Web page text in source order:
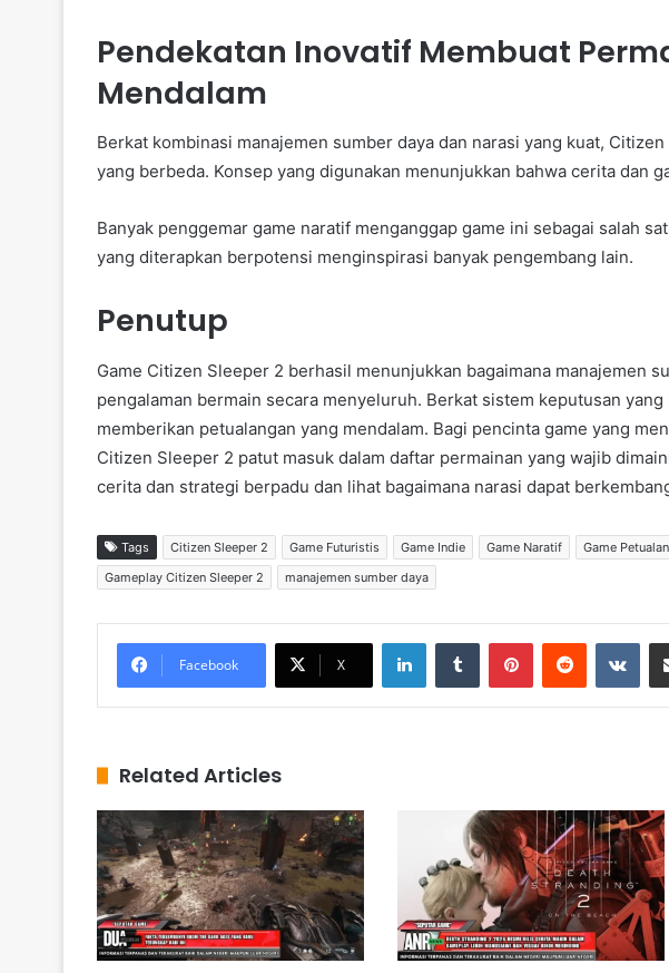
Pendekatan Inovatif Membuat
Mendalam
Berkat kombinasi manajemen sumber daya dan narasi yang kuat,
yang berbeda. Konsep yang digunakan menunjukkan bahwa cerita dan
Banyak penggemar game naratif menganggap game ini sebagai salah
yang diterapkan berpotensi menginspirasi banyak pengembang lain.
Penutup
Game Citizen Sleeper 2 berhasil menunjukkan bagaimana manajemen
pengalaman bermain secara menyeluruh. Berkat sistem keputusan
memberikan petualangan yang mendalam. Bagi pencinta game yang
Citizen Sleeper 2 patut masuk dalam daftar permainan yang wajib
cerita dan strategi berpadu dan lihat bagaimana narasi dapat
Tags Citizen Sleeper 2 Game Futuristis Game Indie Game Naratif Game
Gameplay Citizen Sleeper 2
manajemen sumber daya
Facebook X
Related Articles